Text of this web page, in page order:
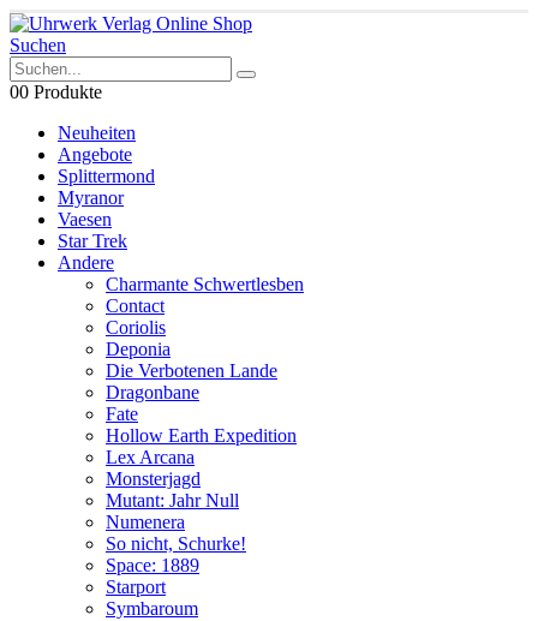
Suchen
00 Produkte
Neuheiten
Angebote
Splittermond
Myranor
Vaesen
Star Trek
Andere
Charmante Schwertlesben
Contact
Coriolis
Deponia
Die Verbotenen Lande
Dragonbane
Fate
Hollow Earth Expedition
Lex Arcana
Monsterjagd
Mutant: Jahr Null
Numenera
So nicht, Schurke!
Space: 1889
Starport
Symbaroum